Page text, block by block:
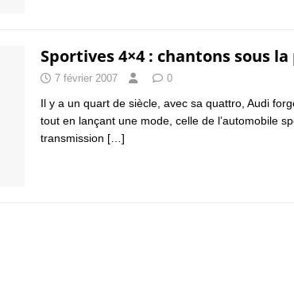
Sportives 4×4 : chantons sous
7 février 2007 0
Il y a un quart de siècle, avec sa quattro, Audi
tout en lançant une mode, celle de l’automobile
transmission […]